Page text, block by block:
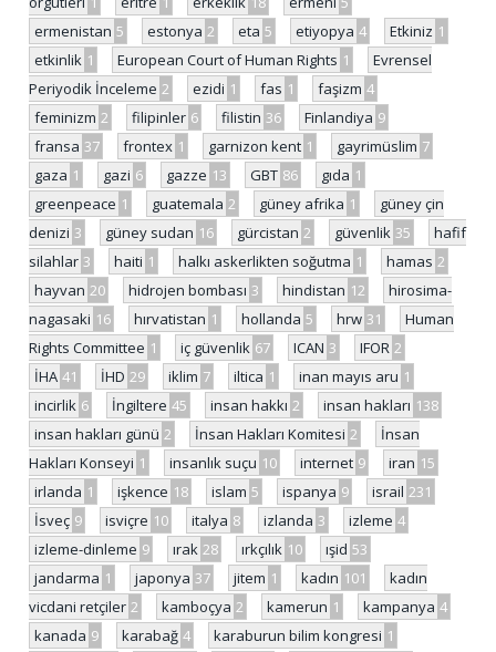
ermenistan 5 estonya 2 eta 5 etiyopya 4 Etkiniz 1
etkinlik 1 European Court of Human Rights 1
Evrensel
Periyodik İnceleme 2 ezidi 1 fas 1 faşizm 4
feminizm 2 filipinler 6 filistin 36 Finlandiya 9
fransa 37 frontex 1 garnizon kent 1 gayrimüslim 7
gaza 1 gazi 6 gazze 13 GBT 86 gıda 1
greenpeace 1 guatemala 2 güney afrika 1
güney çin
denizi 3 güney sudan 16 gürcistan 2 güvenlik 35
hafif
silahlar 3 haiti 1 halkı askerlikten soğutma 1 hamas 2
hayvan 20 hidrojen bombası 3 hindistan 12
hirosima-
nagasaki 16 hırvatistan 1 hollanda 5 hrw 31
Human
Rights Committee 1 iç güvenlik 67 ICAN 3 IFOR 2
İHA 41 İHD 29 iklim 7 iltica 1 inan mayıs aru 1
incirlik 6 İngiltere 45 insan hakkı 2 insan hakları 138
insan hakları günü 2 İnsan Hakları Komitesi 2
İnsan
Hakları Konseyi 1 insanlık suçu 10 internet 9 iran 15
irlanda 1 işkence 18 islam 5 ispanya 9 israil 231
İsveç 9 isviçre 10 italya 8 izlanda 3 izleme 4
izleme-dinleme 9 ırak 28 ırkçılık 10 ışid 53
jandarma 1 japonya 37 jitem 1 kadın 101
kadın
vicdani retçiler 2 kamboçya 2 kamerun 1 kampanya 4
kanada 9 karabağ 4 karaburun bilim kongresi 1